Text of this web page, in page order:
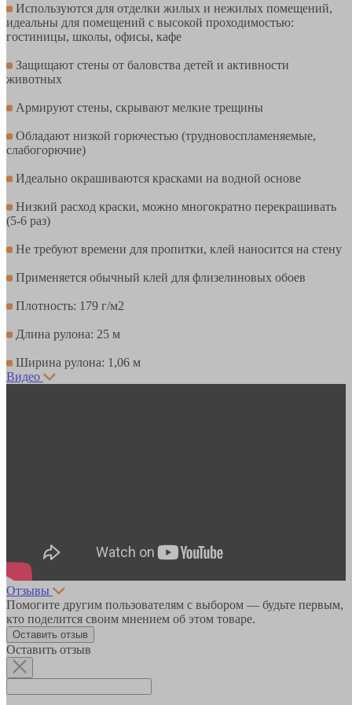
Используются для отделки жилых и нежилых помещений,
идеальны для помещений с высокой проходимостью:
гостиницы, школы, офисы, кафе
Защищают стены от баловства детей и активности
животных
Армируют стены, скрывают мелкие трещины
Обладают низкой горючестью (трудновоспламеняемые,
слабогорючие)
Идеально окрашиваются красками на водной основе
Низкий расход краски, можно многократно перекрашивать
(5-6 раз)
Не требуют времени для пропитки, клей наносится на стену
Применяется обычный клей для флизелиновых обоев
Плотность: 179 г/м2
Длина рулона: 25 м
Ширина рулона: 1,06 м
Видео
Отзывы
Помогите другим пользователям с выбором — будьте первым,
кто поделится своим мнением об этом товаре.
Оставить отзыв
Оставить отзыв